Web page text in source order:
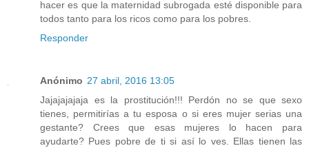
hacer es que la maternidad subrogada esté disponible para
todos tanto para los ricos como para los pobres.
Responder
Anónimo 27 abril, 2016 13:05
Jajajajajaja es la prostitución!!! Perdón no se que sexo
tienes, permitirías a tu esposa o si eres mujer serias una
gestante? Crees que esas mujeres lo hacen para
ayudarte? Pues pobre de ti si así lo ves. Ellas tienen las